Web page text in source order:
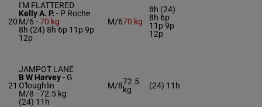
20
I'M FLATTERED
Kelly A. P. - P Roche
M/6 -70 kg
8h (24) 8h 6p 11p 9p
12p
M/670 kg
8h (24)
8h 6p
11p 9p
12p
21
JAMPOT LANE
B W Harvey- G
O'loughlin
M/8 -72.5 kg
(24) 11h
M/872.5
kg
(24) 11h